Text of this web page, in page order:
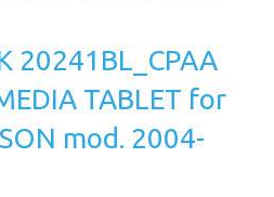
20241BL_CPAA
TABLET for
mod. 2004-